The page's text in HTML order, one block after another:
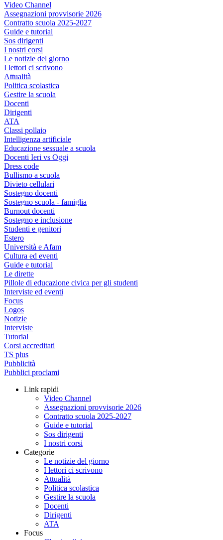
Video Channel
Assegnazioni provvisorie 2026
Contratto scuola 2025-2027
Guide e tutorial
Sos dirigenti
I nostri corsi
Le notizie del giorno
I lettori ci scrivono
Attualità
Politica scolastica
Gestire la scuola
Docenti
Dirigenti
ATA
Classi pollaio
Intelligenza artificiale
Educazione sessuale a scuola
Docenti Ieri vs Oggi
Dress code
Bullismo a scuola
Divieto cellulari
Sostegno docenti
Sostegno scuola - famiglia
Burnout docenti
Sostegno e inclusione
Studenti e genitori
Estero
Università e Afam
Cultura ed eventi
Guide e tutorial
Le dirette
Pillole di educazione civica per gli studenti
Interviste ed eventi
Focus
Logos
Notizie
Interviste
Tutorial
Corsi accreditati
TS plus
Pubblicità
Pubblici proclami
Link rapidi
Video Channel
Assegnazioni provvisorie 2026
Contratto scuola 2025-2027
Guide e tutorial
Sos dirigenti
I nostri corsi
Categorie
Le notizie del giorno
I lettori ci scrivono
Attualità
Politica scolastica
Gestire la scuola
Docenti
Dirigenti
ATA
Focus